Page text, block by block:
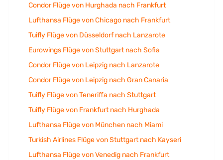
Condor Flüge von Hurghada nach Frankfurt
Lufthansa Flüge von Chicago nach Frankfurt
Tuifly Flüge von Düsseldorf nach Lanzarote
Eurowings Flüge von Stuttgart nach Sofia
Condor Flüge von Leipzig nach Lanzarote
Condor Flüge von Leipzig nach Gran Canaria
Tuifly Flüge von Teneriffa nach Stuttgart
Tuifly Flüge von Frankfurt nach Hurghada
Lufthansa Flüge von München nach Miami
Turkish Airlines Flüge von Stuttgart nach Kayseri
Lufthansa Flüge von Venedig nach Frankfurt